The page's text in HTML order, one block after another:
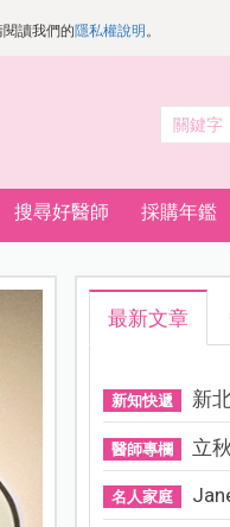
讀我們的隱私權說明 。
搜尋好醫師 採購年鑑
最新文章
新知快遞 新
醫師專欄 立
名人家庭